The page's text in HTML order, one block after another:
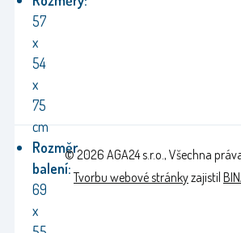
57
x
54
x
75
cm
Rozměr
balení:
69
x
© 2026 AGA24 s.r.o., Všechna
Tvorbu webové stránkyzajistil